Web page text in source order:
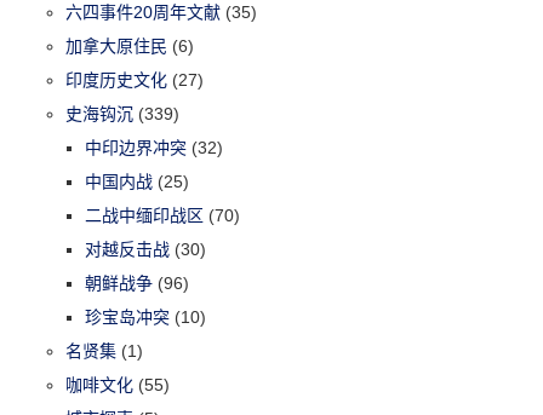
六四事件20周年文献 (35)
加拿大原住民 (6)
印度历史文化 (27)
史海钩沉 (339)
中印边界冲突 (32)
中国内战 (25)
二战中缅印战区 (70)
对越反击战 (30)
朝鲜战争 (96)
珍宝岛冲突 (10)
名贤集 (1)
咖啡文化 (55)